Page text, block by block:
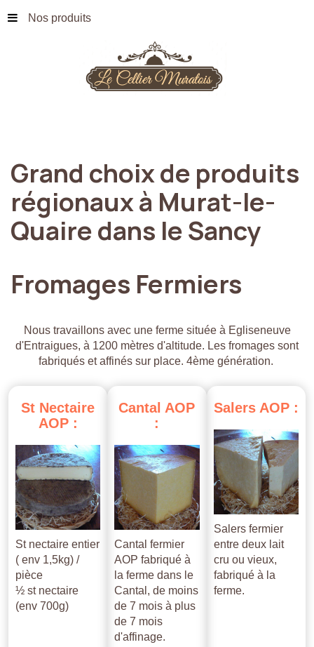
Nos produits
Grand choixde produits
régionauxà Murat-le-
Quairedans leSancy
Fromages Fermiers
Nous travaillons avec une ferme située à Egliseneuve
d'Entraigues, à 1200 mètres d'altitude. Les fromages sont
fabriqués et affinés sur place. 4ème génération.
St Nectaire
AOP :
St nectaire entier
( env 1,5kg) /
pièce
½ st nectaire
(env 700g)
Cantal AOP
:
Cantal fermier
AOP fabriqué à
la ferme dans le
Cantal, de moins
de 7 mois à plus
de 7 mois
d'affinage.
Salers AOP :
Salers fermier
entre deux lait
cru ou vieux,
fabriqué à la
ferme.